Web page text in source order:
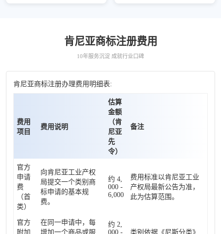
肯尼亚商标注册费用
10年服务沉淀 成就行业口碑
肯尼亚商标注册办理费用明细表:
费用
项目
费用说明
估算
金额
（肯
尼亚
先
令）
备注
官方
申请
费
（首
类）
向肯尼亚工业产权
局提交一个类别商
标申请的基本规
费。
约 4,
000 -
6,000
费用标准以肯尼亚工业
产权局最新公告为准，
此为估算范围。
官方
附加
在同一申请中，每
增加一个商品或服
约 2,
000 -
类别依据《尼斯分类》